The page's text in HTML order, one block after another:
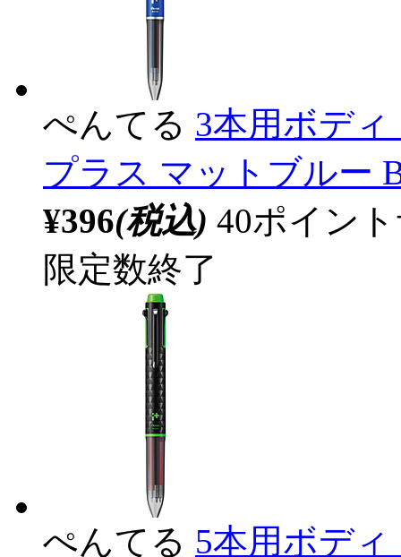
ぺんてる 3本用ボデ
プラス マットブルー
¥396(税込) 40ポイン
限定数終了
ぺんてる 5本用ボデ